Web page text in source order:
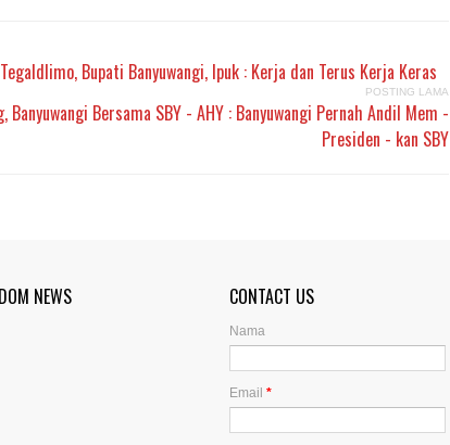
Bupati Banyuwangi, Ipuk : Kerja dan Terus Kerja Keras
POSTING LAMA
Bersama SBY - AHY : Banyuwangi Pernah Andil Mem -
Presiden - kan SBY
NEWS CONTACT US
Nama
Email *